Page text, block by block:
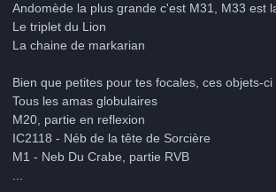
Andomède la plus grande c'est M31, M33 est
Le triplet du Lion
La chaine de markarian
Bien que petites pour tes focales, ces objets-
Tous les amas globulaires
M20, partie en reflexion
IC2118 - Néb de la tête de Sorcière
M1 - Neb Du Crabe, partie RVB